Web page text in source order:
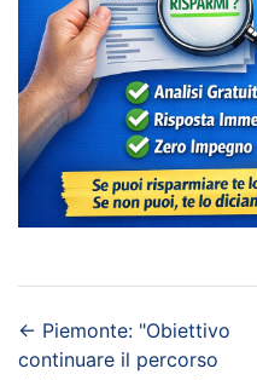
← Piemonte: "Obiettivo
continuare il percorso